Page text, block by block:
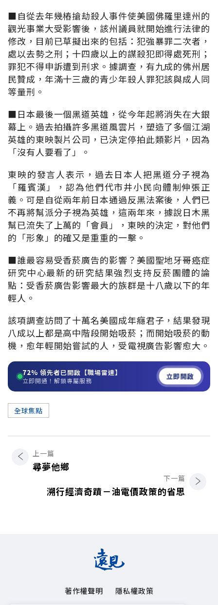
■自從去年幾樁搶劫殺人事件使美國佛羅里達州的
觀光事業大受影響後，該州議員就開始進行法律的
修改，目前已草擬出來的包括：犯強暴罪二次者，
處以去勢之刑；十四歲以上的謀殺犯即得處死刑；
罪犯不得申訴遭到刑求。據調查，有九成的佛州居
民贊成，年滿十三歲的青少年殺人罪犯該與成人同
等量刑。
■日本最後一個黑道英雄，從今年起將消失在大銀
幕上。過去拍攝許多黑道風雲片，塑造了多個江湖
英雄的東映製片公司，已決定停拍此類影片，因為
「沒有人要看了」。
東映的發言人表示，過去日本人把黑道分子視為
「羅賓漢」，認為他們代市井小民向體制伸張正
義。可是自從兩年前日本通過反黑法案後，人們已
不再將幫派分子視為英雄，這兩年來，據說日木黑
幫已流失了上萬的「會員」，東映的決定，對他們
的「形象」的確又是重重的一擊。
■誰最容易受香菸廣告的影響？美國聖地牙哥癌症
研究中心最新的研究結果強烈支持反菸團體的論
點：受香菸廣告影響最大的族群是十八歲以下的年
輕人。
該項調查訪問了十萬名美國成年癮君子，結果發現
八成以上都是高中階段開始吸菸；而開始吸菸的動
機，愈年輕開始嘗試的人，受電視廣告影響愈大。
72% 領先者已開啟【職場雷達】
立即開通！解鎖專屬服務 立即開啟
全球焦點
上一篇
尋夢他鄉
下一篇
溯行經濟奇蹟－油電價政策的省思
著作權聲明
隱私權政策